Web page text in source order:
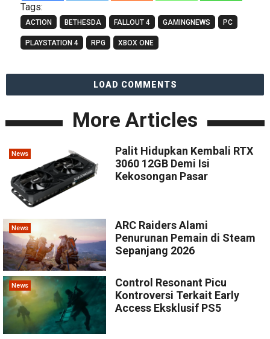
Tags:
ACTION BETHESDA FALLOUT 4 GAMINGNEWS PC
PLAYSTATION 4 RPG XBOX ONE
LOAD COMMENTS
More Articles
News
Palit Hidupkan Kembali RTX
3060 12GB Demi Isi
Kekosongan Pasar
News
ARC Raiders Alami
Penurunan Pemain di Steam
Sepanjang 2026
News
Control Resonant Picu
Kontroversi Terkait Early
Access Eksklusif PS5